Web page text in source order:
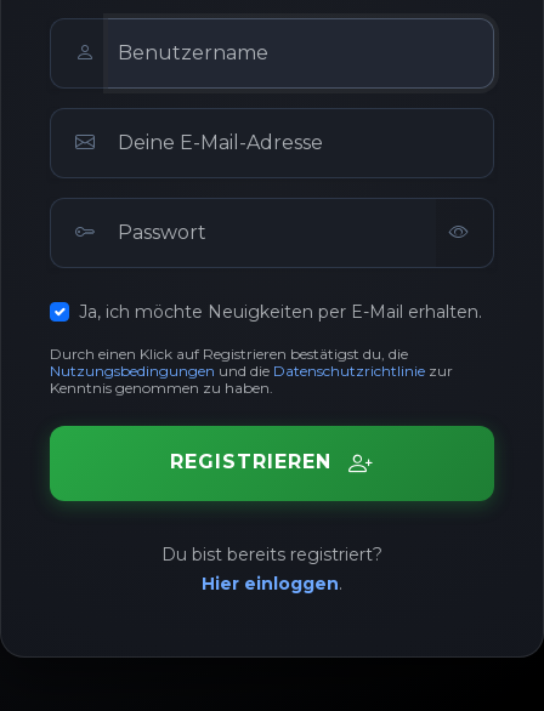
Ja, ich möchte Neuigkeiten per E-Mail erhalten.
Durch einen Klick auf Registrieren bestätigst du, die
Nutzungsbedingungen und die Datenschutzrichtlinie zur
Kenntnis genommen zu haben.
REGISTRIEREN
Du bist bereits registriert?
Hier einloggen.